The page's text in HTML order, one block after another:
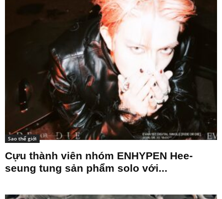
Sao thế giới
Cựu thành viên nhóm ENHYPEN Hee-
seung tung sản phẩm solo với...